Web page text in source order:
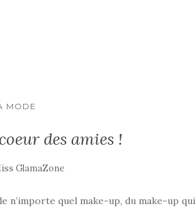
MODE
des amies !
GlamaZone
n’importe quel make-up, du make-up qui